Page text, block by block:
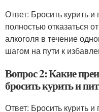
Ответ: Бросить курить
полностью отказаться
алкоголя в течение
шагом на пути к
Вопрос 2: Какие
бросить курить и
Ответ: Бросить курить